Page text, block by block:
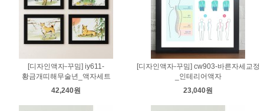
[디자인액자-꾸밈] iy611-
황금개띠해무술년_액자세트
42,240원
[디자인액자-꾸밈] cw903-바른자세교정
_인테리어액자
23,040원